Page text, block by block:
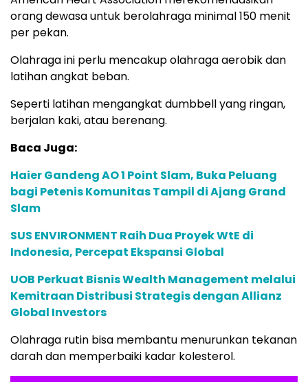
orang dewasa untuk berolahraga minimal 150 menit
per pekan.
Olahraga ini perlu mencakup olahraga aerobik dan
latihan angkat beban.
Seperti latihan mengangkat dumbbell yang ringan,
berjalan kaki, atau berenang.
Baca Juga:
Haier Gandeng AO 1 Point Slam, Buka Peluang
bagi Petenis Komunitas Tampil di Ajang Grand
Slam
SUS ENVIRONMENT Raih Dua Proyek WtE di
Indonesia, Percepat Ekspansi Global
UOB Perkuat Bisnis Wealth Management melalui
Kemitraan Distribusi Strategis dengan Allianz
Global Investors
Olahraga rutin bisa membantu menurunkan tekanan
darah dan memperbaiki kadar kolesterol.